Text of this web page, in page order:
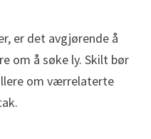
er det avgjørende å
om å søke ly. Skilt bør
om værrelaterte